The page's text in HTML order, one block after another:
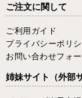
ご注文に関して
ご利用ガイド
プライバシーポリ
お問い合わせフォ
姉妹サイト （外部